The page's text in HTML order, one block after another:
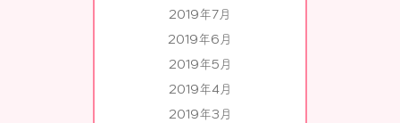
2019年7月
2019年6月
2019年5月
2019年4月
2019年3月